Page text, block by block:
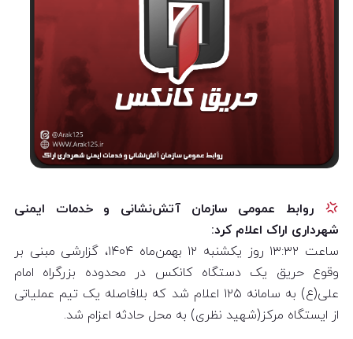
روابط عمومی سازمان آتش‌نشانی و خدمات ایمنی
شهرداری اراک اعلام کرد:
ساعت ۱۳:۳۲ روز یکشنبه ۱۲ بهمن‌ماه ۱۴۰۴، گزارشی مبنی بر
وقوع حریق یک دستگاه کانکس در محدوده بزرگراه امام
علی(ع) به سامانه ۱۲۵ اعلام شد که بلافاصله یک تیم عملیاتی
از ایستگاه مرکز(شهید نظری) به محل حادثه اعزام شد.